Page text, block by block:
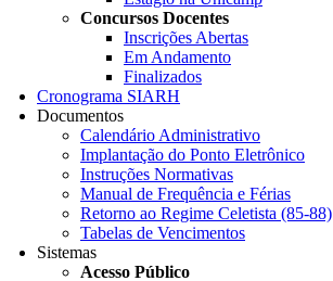
Concursos Docentes
Inscrições Abertas
Em Andamento
Finalizados
Cronograma SIARH
Documentos
Calendário Administrativo
Implantação do Ponto Eletrônico
Instruções Normativas
Manual de Frequência e Férias
Retorno ao Regime Celetista (85-88)
Tabelas de Vencimentos
Sistemas
Acesso Público